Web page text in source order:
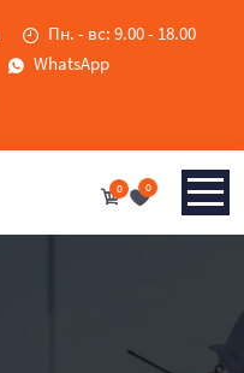
Пн. - вс: 9.00 - 18.00
WhatsApp
0 0